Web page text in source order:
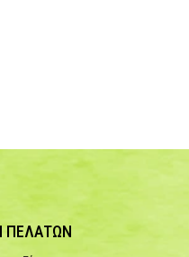
ΠΕΛΑΤΩΝ